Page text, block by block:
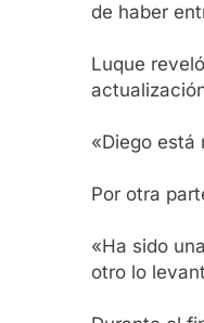
de haber
Luque
«Diego está
Por otra
«Ha sido
otro lo